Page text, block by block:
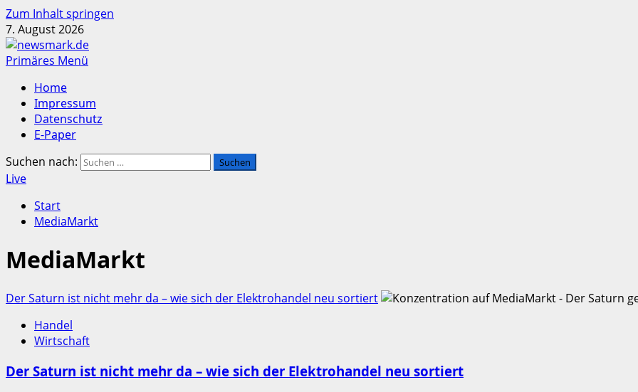
Zum Inhalt springen
7. August 2026
Primäres Menü
Home
Impressum
Datenschutz
E-Paper
Suchen nach:
Live
Start
MediaMarkt
MediaMarkt
Der Saturn ist nicht mehr da – wie sich der Elektrohandel neu sortiert
Handel
Wirtschaft
Der Saturn ist nicht mehr da – wie sich der Elektrohandel neu sortiert